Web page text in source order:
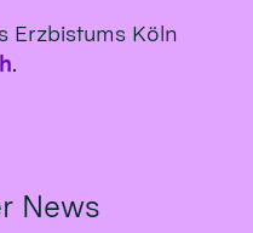
Erzbistums Köln
.
News